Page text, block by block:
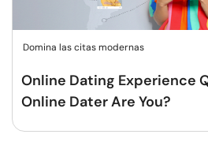
Domina las citas modernas
Online Dating Experience
Online Dater Are You?